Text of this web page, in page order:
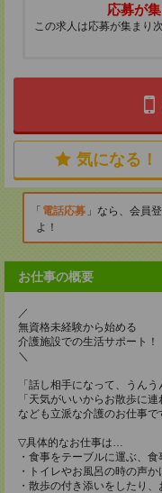
応募が
この求人は応募が集まり
気になる！
電話応募
なら、会員
よ！
お仕事の概要
／
無資格未経験から始める
介護施設での生活サポート！
＼
「話し相手になって、うんう
「天気がいいからお散歩に連
なども立派な介護のお仕事で
▽具体的なお仕事は…
・食事をテーブルに運ぶ、食
・トイレやお風呂の時の声か
・散歩の付き添いをしたり、